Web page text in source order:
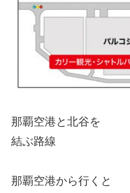
那覇空港と北谷を
結ぶ路線
那覇空港から行くと